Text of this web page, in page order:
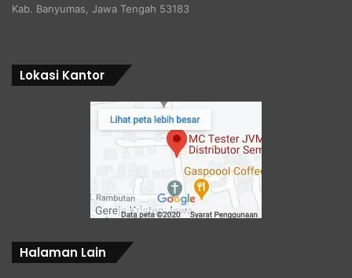
Kab. Banyumas, Jawa Tengah 53183
Lokasi Kantor
Halaman Lain